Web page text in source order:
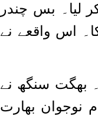
لیا۔ بس چندر
اس واقعے نے
بھگت سنگھ نے
نوجوان بھارت